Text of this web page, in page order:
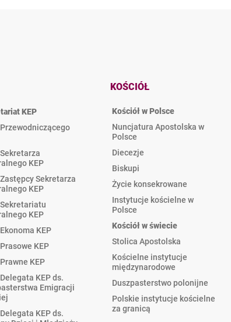
KEP
KEP
Sekretarza
KEP
KEP
KEP
KEP
KEP
KEP ds.
Emigracji
KEP ds.
KOŚCIÓŁ
Kościół w Polsce
Nuncjatura Apostolska w
Polsce
Diecezje
Biskupi
Życie konsekrowane
Instytucje kościelne w
Polsce
Kościół w świecie
Stolica Apostolska
Kościelne instytucje
międzynarodowe
Duszpasterstwo polonijne
Polskie instytucje kościelne
za granicą